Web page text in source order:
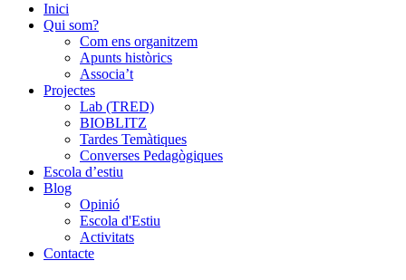
Inici
Qui som?
Com ens organitzem
Apunts històrics
Associa’t
Projectes
Lab (TRED)
BIOBLITZ
Tardes Temàtiques
Converses Pedagògiques
Escola d’estiu
Blog
Opinió
Escola d'Estiu
Activitats
Contacte